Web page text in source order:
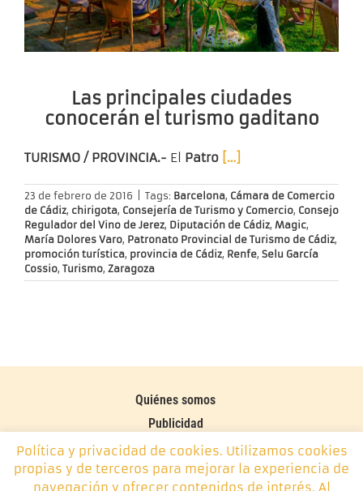
Las principales ciudades
conocerán el turismo gaditano
TURISMO / PROVINCIA.- El Patro […]
23 de febrero de 2016 Tags: Barcelona, Cámara de Comercio
de Cádiz, chirigota, Consejería de Turismo y Comercio, Consejo
Regulador del Vino de Jerez, Diputación de Cádiz, Magic,
María Dolores Varo, Patronato Provincial de Turismo de Cádiz,
promoción turística, provincia de Cádiz, Renfe, Selu García
Cossio, Turismo, Zaragoza
Quiénes somos
Publicidad
Contacto
Política de cookies
Política y privacidad de cookies. Utilizamos cookies
propias y de terceros para mejorar la experiencia de
navegación y ofrecer contenidos de interés. Al